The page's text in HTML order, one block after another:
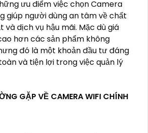
ưu điểm việc chọn Camera
giúp người dùng an tâm về chất
và dịch vụ hậu mãi. Mặc dù giá
hơn các sản phẩm không
đó là một khoản đầu tư đáng
và tiện lợi trong việc quản lý
GẶP VỀ CAMERA WIFI CHÍNH